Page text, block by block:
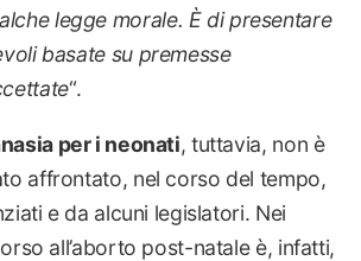
legge morale. È di presentare
basate su premesse
“.
per i neonati, tuttavia, non è
affrontato, nel corso del tempo,
e da alcuni legislatori. Nei
all’aborto post-natale è, infatti,